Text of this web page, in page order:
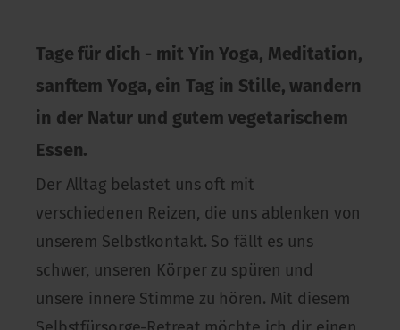
Tage für dich - mit Yin Yoga, Meditation,
sanftem Yoga, ein Tag in Stille, wandern
in der Natur und gutem vegetarischem
Essen.
Der Alltag belastet uns oft mit
verschiedenen Reizen, die uns ablenken von
unserem Selbstkontakt. So fällt es uns
schwer, unseren Körper zu spüren und
unsere innere Stimme zu hören. Mit diesem